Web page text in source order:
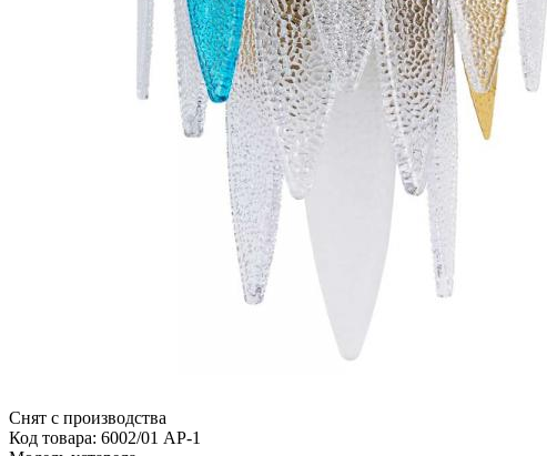
Снят с производства
Код товара: 6002/01 AP-1